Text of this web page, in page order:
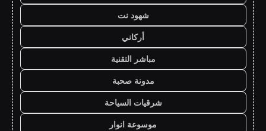
شهود نت
أركاني
مباشر التقنية
مدونة صحبة
شرقيات السياحة
موسوعة انوار